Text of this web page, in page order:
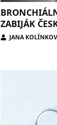
ZABIJÁK
JANA